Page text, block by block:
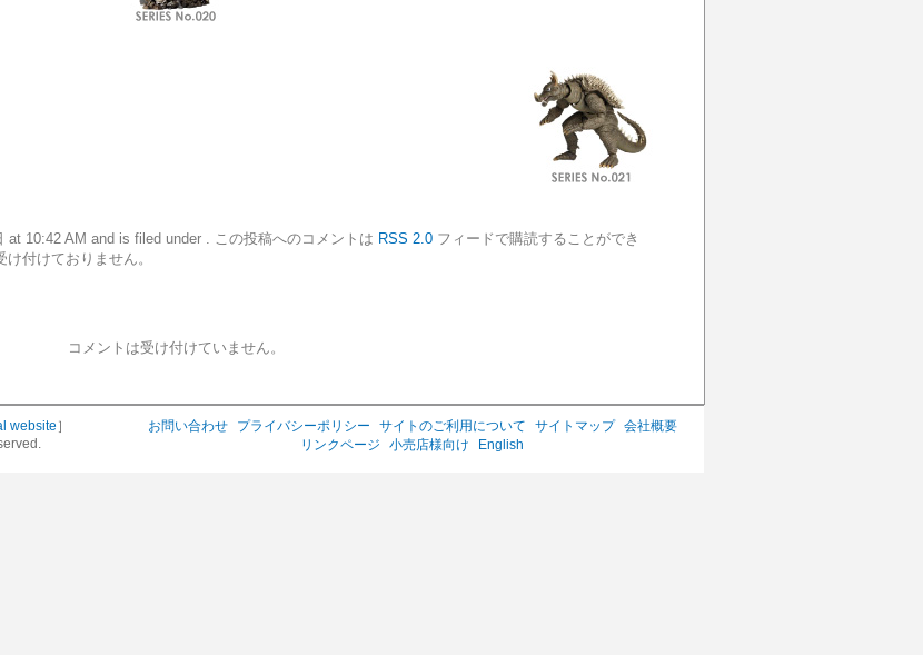
at 10:42 AM and is filed under . この投稿へのコメントは RSS 2.0 フィードで購読することができ
付けておりません。
コメントは受け付けていません。
website ］
お問い合わせ プライバシーポリシー サイトのご利用について サイトマップ
会社概要
リンクページ
小売店様向け English